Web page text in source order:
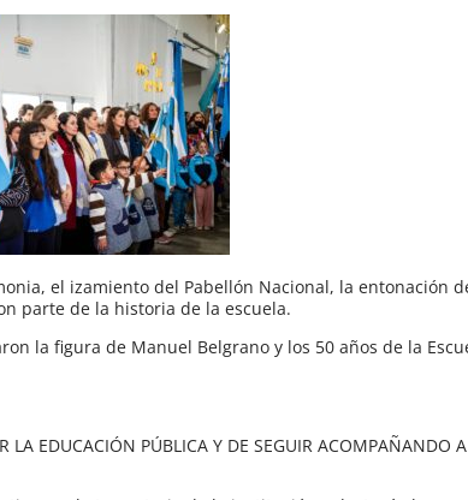
el izamiento del Pabellón Nacional, la entonación
parte de la historia de la escuela.
la figura de Manuel Belgrano y los 50 años de la
LA EDUCACIÓN PÚBLICA Y DE SEGUIR ACOMPAÑANDO